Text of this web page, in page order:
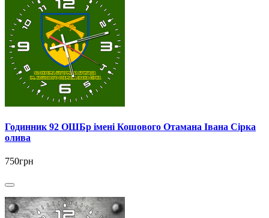
Годинник 92 ОШБр імені Кошового Отамана Івана Сірка
олива
750грн